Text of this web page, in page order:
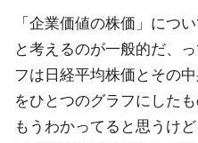
「企業価値の株価」につ
と考えるのが一般的だ、
フは日経平均株価とその
をひとつのグラフにしたも
もうわかってると思うけど